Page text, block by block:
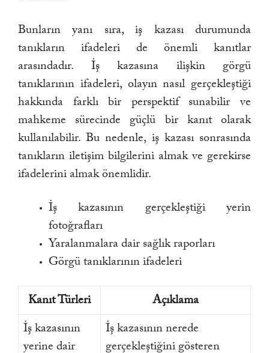
Bunların yanı sıra, iş kazası durumunda
tanıkların ifadeleri de önemli kanıtlar
arasındadır. İş kazasına ilişkin görgü
tanıklarının ifadeleri, olayın nasıl gerçekleştiği
hakkında farklı bir perspektif sunabilir ve
mahkeme sürecinde güçlü bir kanıt olarak
kullanılabilir. Bu nedenle, iş kazası sonrasında
tanıkların iletişim bilgilerini almak ve gerekirse
ifadelerini almak önemlidir.
İş kazasının gerçekleştiği yerin
fotoğrafları
Yaralanmalara dair sağlık raporları
Görgü tanıklarının ifadeleri
Kanıt Türleri Açıklama
İş kazasının
yerine dair
İş kazasının nerede
gerçekleştiğini gösteren